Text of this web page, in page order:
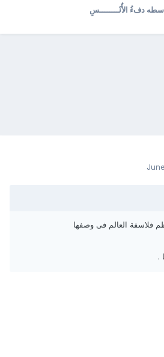
دفءُ الأٌنْــــــــسِ
فلاسفة العالم فى وصفها